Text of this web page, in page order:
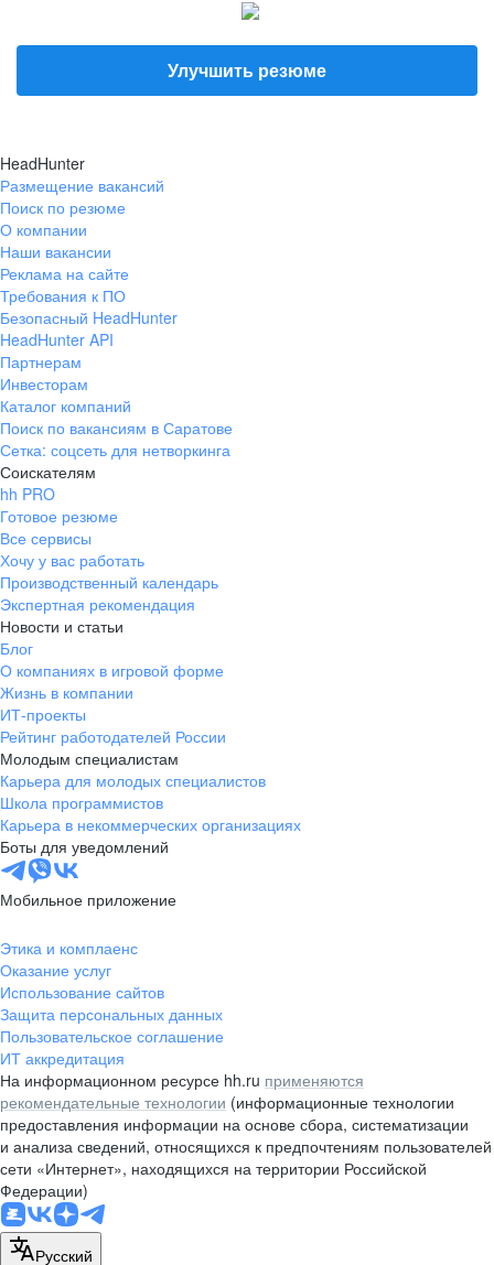
Улучшить резюме
HeadHunter
Размещение вакансий
Поиск по резюме
О компании
Наши вакансии
Реклама на сайте
Требования к ПО
Безопасный HeadHunter
HeadHunter API
Партнерам
Инвесторам
Каталог компаний
Поиск по вакансиям в Саратове
Сетка: соцсеть для нетворкинга
Соискателям
hh PRO
Готовое резюме
Все сервисы
Хочу у вас работать
Производственный календарь
Экспертная рекомендация
Новости и статьи
Блог
О компаниях в игровой форме
Жизнь в компании
ИТ-проекты
Рейтинг работодателей России
Молодым специалистам
Карьера для молодых специалистов
Школа программистов
Карьера в некоммерческих организациях
Боты для уведомлений
Мобильное приложение
Этика и комплаенс
Оказание услуг
Использование сайтов
Защита персональных данных
Пользовательское соглашение
ИТ аккредитация
На информационном ресурсе hh.ru применяются
рекомендательные технологии (информационные технологии
предоставления информации на основе сбора, систематизации
и анализа сведений, относящихся к предпочтениям пользователей
сети «Интернет», находящихся на территории Российской
Федерации)
Русский